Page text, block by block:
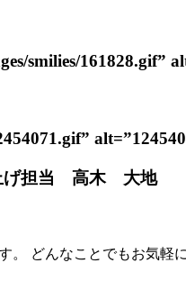
smilies/161828.gif”
げ担当 高木 大地
どんなことでもお気軽